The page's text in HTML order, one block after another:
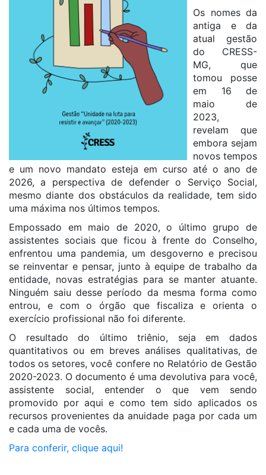
Os nomes da
antiga e da
atual gestão
do CRESS-
MG, que
tomou posse
em 16 de
maio de
2023,
revelam que
embora sejam
novos tempos
e um novo mandato esteja em curso até o ano de
2026, a perspectiva de defender o Serviço Social,
mesmo diante dos obstáculos da realidade, tem sido
uma máxima nos últimos tempos.
Empossado em maio de 2020, o último grupo de
assistentes sociais que ficou à frente do Conselho,
enfrentou uma pandemia, um desgoverno e precisou
se reinventar e pensar, junto à equipe de trabalho da
entidade, novas estratégias para se manter atuante.
Ninguém saiu desse período da mesma forma como
entrou, e com o órgão que fiscaliza e orienta o
exercício profissional não foi diferente.
O resultado do último triênio, seja em dados
quantitativos ou em breves análises qualitativas, de
todos os setores, você confere no Relatório de Gestão
2020-2023. O documento é uma devolutiva para você,
assistente social, entender o que vem sendo
promovido por aqui e como tem sido aplicados os
recursos provenientes da anuidade paga por cada um
e cada uma de vocês.
Para conferir, clique aqui!